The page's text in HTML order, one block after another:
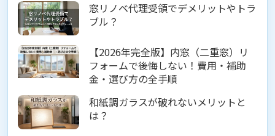
窓リノベ代理受領でデメリットやトラ
ブル？
【2026年完全版】内窓（二重窓）リ
フォームで後悔しない！費用・補助
金・選び方の全手順
和紙調ガラスが破れないメリットと
は？